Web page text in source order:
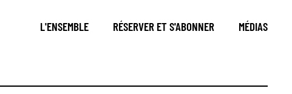
L'ENSEMBLE RÉSERVER ET S'ABONNER
MÉDIAS